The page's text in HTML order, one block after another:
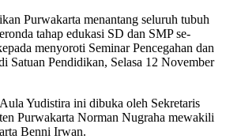
Purwakarta menantang seluruh tubuh
tahap edukasi SD dan SMP se-
menyoroti Seminar Pencegahan dan
Satuan Pendidikan, Selasa 12 November
Yudistira ini dibuka oleh Sekretaris
Purwakarta Norman Nugraha mewakili
Benni Irwan.